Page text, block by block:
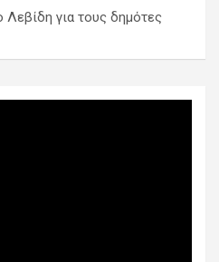
για τους δημότες